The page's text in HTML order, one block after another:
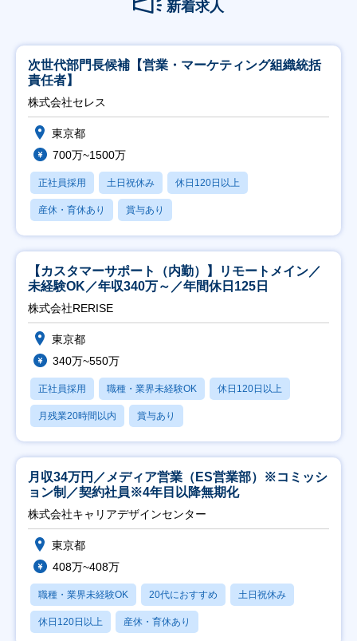
新着求人
次世代部門長候補【営業・マーケティング組織統括
責任者】
株式会社セレス
東京都
700万~1500万
正社員採用 土日祝休み 休日120日以上
産休・育休あり 賞与あり
【カスタマーサポート（内勤）】リモートメイン／
未経験OK／年収340万～／年間休日125日
株式会社RERISE
東京都
340万~550万
正社員採用 職種・業界未経験OK 休日120日以上
月残業20時間以内 賞与あり
月収34万円／メディア営業（ES営業部）※コミッシ
ョン制／契約社員※4年目以降無期化
株式会社キャリアデザインセンター
東京都
408万~408万
職種・業界未経験OK 20代におすすめ 土日祝休み
休日120日以上 産休・育休あり